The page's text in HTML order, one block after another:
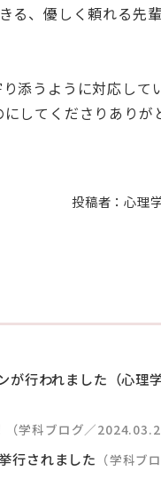
る、優しく頼れる先
添うように対応して
してくださりありが
投稿者：心理
が行われました（心理
（学科ブログ／
行されました （学科ブ